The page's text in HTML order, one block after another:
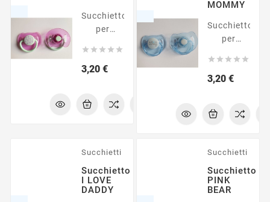
Succhietto
per
reborn
    
3,20 €Prezzo
MOMMY
Succhietto
per
reborn
    
3,20 €Prezzo
Succhietti
Succhietto
I LOVE
DADDY
Succhietti
Succhietto
PINK
BEAR